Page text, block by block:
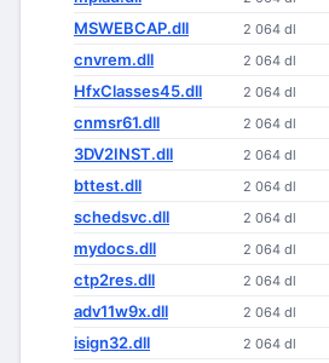
MSWEBCAP.dll 2 064 dl
cnvrem.dll 2 064 dl
HfxClasses45.dll 2 064 dl
cnmsr61.dll 2 064 dl
3DV2INST.dll 2 064 dl
bttest.dll 2 064 dl
schedsvc.dll 2 064 dl
mydocs.dll 2 064 dl
ctp2res.dll 2 064 dl
adv11w9x.dll 2 064 dl
isign32.dll 2 064 dl